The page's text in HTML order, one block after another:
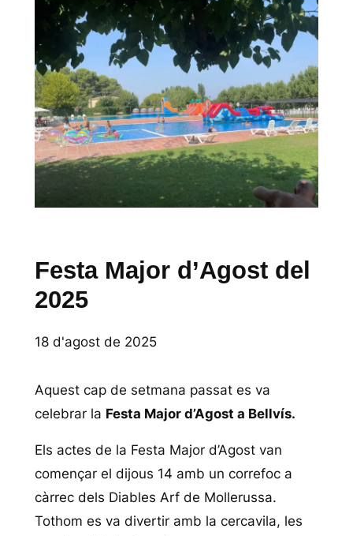
Festa Major d’Agost del
2025
18 d'agost de 2025
Aquest cap de setmana passat es va
celebrar la Festa Major d’Agost a Bellvís.
Els actes de la Festa Major d’Agost van
començar el dijous 14 amb un correfoc a
càrrec dels Diables Arf de Mollerussa.
Tothom es va divertir amb la cercavila, les